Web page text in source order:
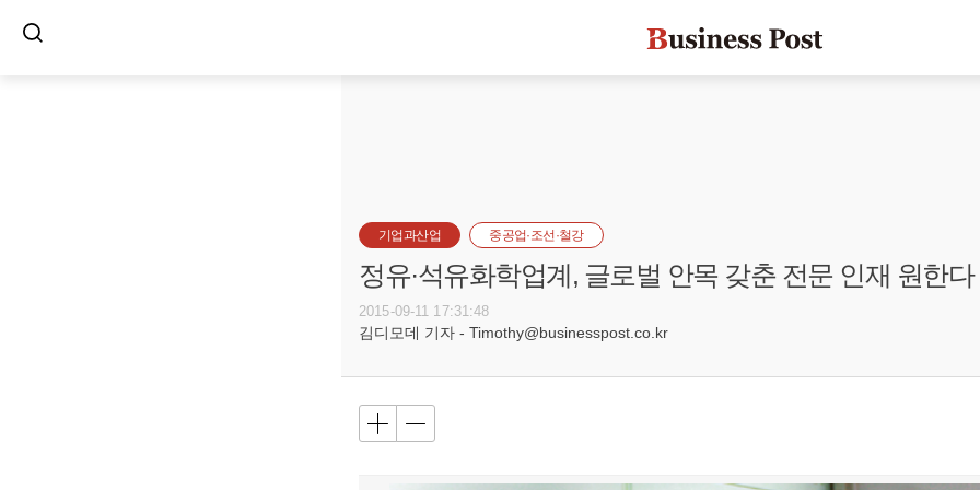
기업과산업 중공업·조선·철강
정유·석유화학업계, 글로벌 안목 갖춘 전문 인재 원한다
2015-09-11 17:31:48
김디모데 기자 - Timothy@businesspost.co.kr